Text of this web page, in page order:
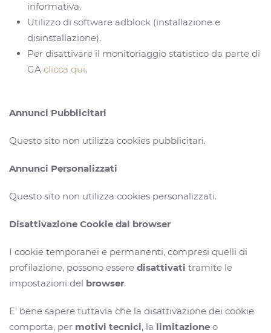
informativa.
Utilizzo di software adblock (installazione e
disinstallazione).
Per disattivare il monitoriaggio statistico da parte di
GA clicca qui.
Annunci Pubblicitari
Questo sito non utilizza cookies pubblicitari.
Annunci Personalizzati
Questo sito non utilizza cookies personalizzati.
Disattivazione Cookie dal browser
I cookie temporanei e permanenti, compresi quelli di
profilazione, possono essere disattivati tramite le
impostazioni del browser.
E' bene sapere tuttavia che la disattivazione dei cookie
comporta, per motivi tecnici, la limitazione o